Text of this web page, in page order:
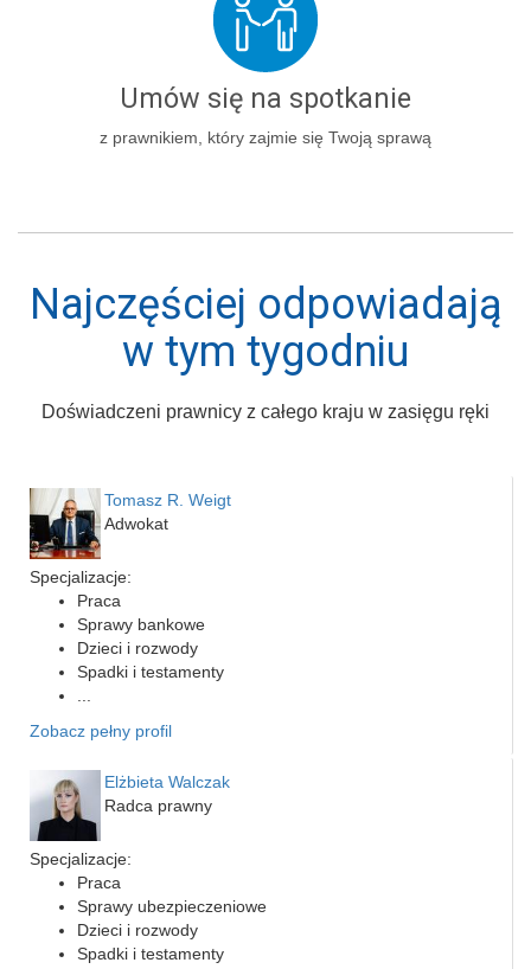
Umów się na spotkanie
z prawnikiem, który zajmie się Twoją sprawą
Najczęściej odpowiadają
w tym tygodniu
Doświadczeni prawnicy z całego kraju w zasięgu ręki
Tomasz R. Weigt
Adwokat
Specjalizacje:
Praca
Sprawy bankowe
Dzieci i rozwody
Spadki i testamenty
Zobacz pełny profil
Elżbieta Walczak
Radca prawny
Specjalizacje:
Praca
Sprawy ubezpieczeniowe
Dzieci i rozwody
Spadki i testamenty